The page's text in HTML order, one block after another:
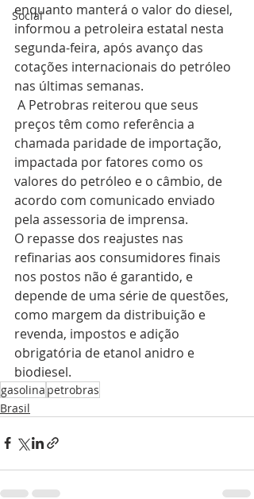
Social
enquanto manterá o valor do diesel,
informou a petroleira estatal nesta
segunda-feira, após avanço das
cotações internacionais do petróleo
nas últimas semanas.
preços têm como referência a
chamada paridade de importação,
impactada por fatores como os
valores do petróleo e o câmbio, de
acordo com comunicado enviado
pela assessoria de imprensa.
O repasse dos reajustes nas
refinarias aos consumidores finais
nos postos não é garantido, e
depende de uma série de questões,
como margem da distribuição e
revenda, impostos e adição
obrigatória de etanol anidro e
biodiesel.
gasolina petrobras
Brasil